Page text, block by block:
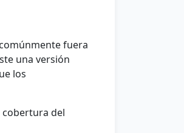
fuera
una versión
los
cobertura del